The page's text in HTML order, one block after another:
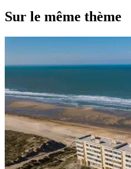
Sur le même thème